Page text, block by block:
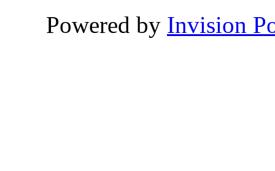
Powered by Invision